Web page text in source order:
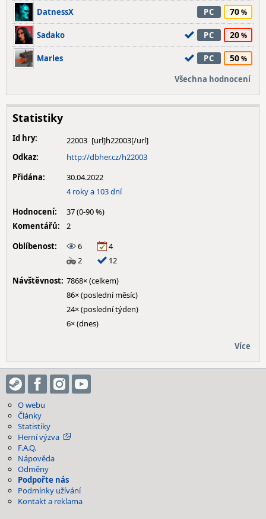
DatnessX PC 70
Sadako PC 20
Marles PC 50
Všechna hodnocení
Statistiky
Id hry:
22003
Odkaz:
http://dbher.cz/h22003
Přidána:
30.04.2022
4 roky a 103 dní
Hodnocení:
37 (0-90 %)
Komentářů:
2
Oblíbenost:
6
4
2
12
Návštěvnost: 7868× (celkem)
86× (poslední měsíc)
24× (poslední týden)
6× (dnes)
Více
O webu
Články
Statistiky
Herní výzva
F.A.Q.
Nápověda
Odměny
Podpořte nás
Podmínky užívání
Kontakt a reklama